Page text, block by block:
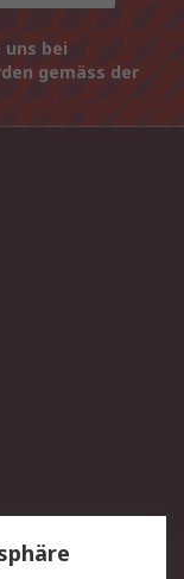
uns bei
gemäss der